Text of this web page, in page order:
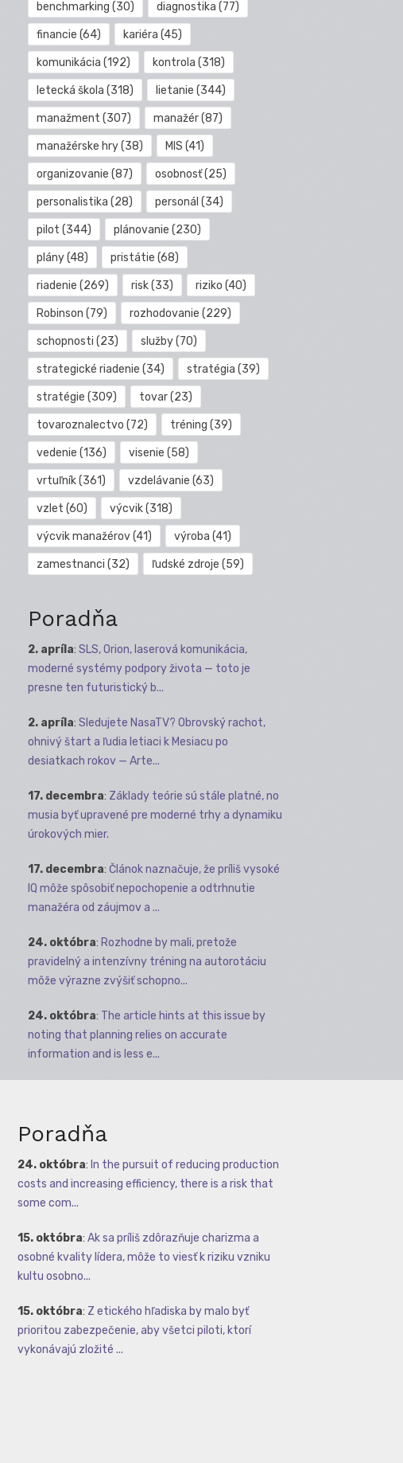
benchmarking (30) diagnostika (77)
financie (64) kariéra (45)
komunikácia (192) kontrola (318)
letecká škola (318) lietanie (344)
manažment (307) manažér(87)
manažérske hry(38) MIS (41)
organizovanie (87) osobnosť(25)
personalistika (28) personál (34)
pilot (344) plánovanie (230)
plány(48) pristátie (68)
riadenie (269) risk(33) riziko (40)
Robinson (79) rozhodovanie (229)
schopnosti (23) služby(70)
strategické riadenie (34) stratégia (39)
stratégie (309) tovar(23)
tovaroznalectvo (72) tréning (39)
vedenie (136) visenie (58)
vrtuľník(361) vzdelávanie (63)
vzlet (60) výcvik(318)
výcvik manažérov(41) výroba (41)
zamestnanci (32) ľudské zdroje (59)
Poradňa
2. apríla: SLS, Orion, laserová komunikácia,
moderné systémy podpory života — toto je
presne ten futuristický b...
2. apríla: Sledujete NasaTV? Obrovský rachot,
ohnivý štart a ľudia letiaci k Mesiacu po
desiatkach rokov — Arte...
17. decembra: Základy teórie sú stále platné, no
musia byť upravené pre moderné trhy a dynamiku
úrokových mier.
17. decembra: Článok naznačuje, že príliš vysoké
IQ môže spôsobiť nepochopenie a odtrhnutie
manažéra od záujmov a ...
24. októbra: Rozhodne by mali, pretože
pravidelný a intenzívny tréning na autorotáciu
môže výrazne zvýšiť schopno...
24. októbra: The article hints at this issue by
noting that planning relies on accurate
information and is less e...
Poradňa
24. októbra: In the pursuit of reducing production
costs and increasing efficiency, there is a risk that
some com...
15. októbra: Ak sa príliš zdôrazňuje charizma a
osobné kvality lídera, môže to viesť k riziku vzniku
kultu osobno...
15. októbra: Z etického hľadiska by malo byť
prioritou zabezpečenie, aby všetci piloti, ktorí
vykonávajú zložité ...